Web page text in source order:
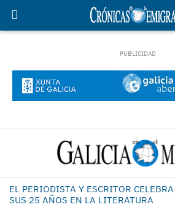
EL PERIODISTA Y ESCRITOR
SUS 25 AÑOS EN LA LITERATURA